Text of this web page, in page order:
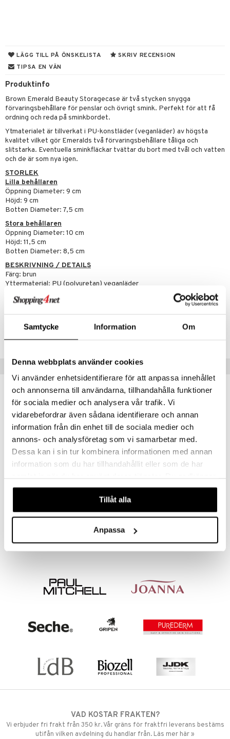
Samtycke Information Om
Denna webbplats använder cookies
Vi använder enhetsidentifierare för att anpassa innehållet
och annonserna till användarna, tillhandahålla funktioner
för sociala medier och analysera vår trafik. Vi
vidarebefordrar även sådana identifierare och annan
information från din enhet till de sociala medier och
annons- och analysföretag som vi samarbetar med.
Dessa kan i sin tur kombinera informationen med annan
information som du har tillhandahållit eller som de har
våra cookies vid fortsatt användande av vår webbplats.
Tillåt alla
Anpassa
LÄGG TILL PÅ ÖNSKELISTA
SKRIV RECENSION
TIPSA EN VÄN
Produktinfo
Brown Emerald Beauty Storagecase är två stycken snygga
förvaringsbehållare för penslar och övrigt smink. Perfekt för att få
ordning och reda på sminkbordet.
Ytmaterialet är tillverkat i PU-konstläder (veganläder) av högsta
kvalitet vilket gör Emeralds två förvaringsbehållare tåliga och
slitstarka. Eventuella sminkfläckar tvättar du bort med tvål och vatten
och de är som nya igen.
STORLEK
Lilla behållaren
Öppning Diameter: 9 cm
Höjd: 9 cm
Botten Diameter: 7,5 cm
Stora behållaren
Öppning Diameter: 10 cm
Höjd: 11,5 cm
Botten Diameter: 8,5 cm
BESKRIVNING / DETAILS
Färg: brun
Yttermaterial: PU (polyuretan) veganläder
Förvaringsbehållarna rengörs med ljummet vatten och tvål
Artikelnr
Tips till dig
-24%
/ Kajal
up
& tvål
Set
& Baby
de cologne
de parfum
de toilette
trimmers
produkter
utan sol
& Mustasch
utan sol
& tvål
shave balm
shave lotion
de cologne
de toilette
10
1: Rengöring
2: Exfoliering
3: Fukt
och masker
och kroppsvård
och läppvård
up penslar
Elixir
Happy
till män
och skydd
och rengöring
svar
VAD KOSTAR FRAKTEN?
Vi erbjuder fri frakt från 350 kr. Vår gräns för fraktfri leverans bestäms
utifån vilken avdelning du handlar från. Läs mer här »